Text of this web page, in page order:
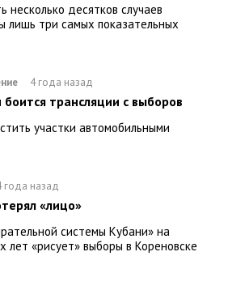
несколько десятков случаев
лишь три самых показательных
4 года назад
трансляции с выборов
участки автомобильными
года назад
«лицо»
системы Кубани» на
лет «рисует» выборы в Кореновске